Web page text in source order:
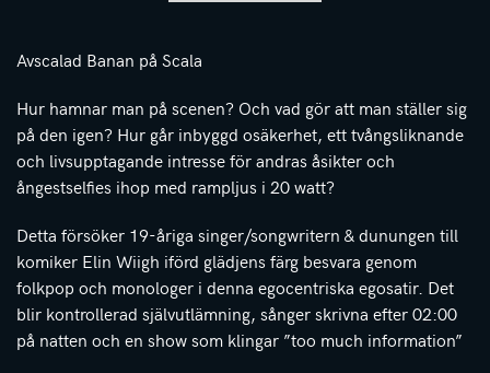
Avscalad Banan på Scala
Hur hamnar man på scenen? Och vad gör att man ställer sig
på den igen? Hur går inbyggd osäkerhet, ett tvångsliknande
och livsupptagande intresse för andras åsikter och
ångestselfies ihop med rampljus i 20 watt?
Detta försöker 19-åriga singer/songwritern & dunungen till
komiker Elin Wiigh iförd glädjens färg besvara genom
folkpop och monologer i denna egocentriska egosatir. Det
blir kontrollerad självutlämning, sånger skrivna efter 02:00
på natten och en show som klingar ”too much information”